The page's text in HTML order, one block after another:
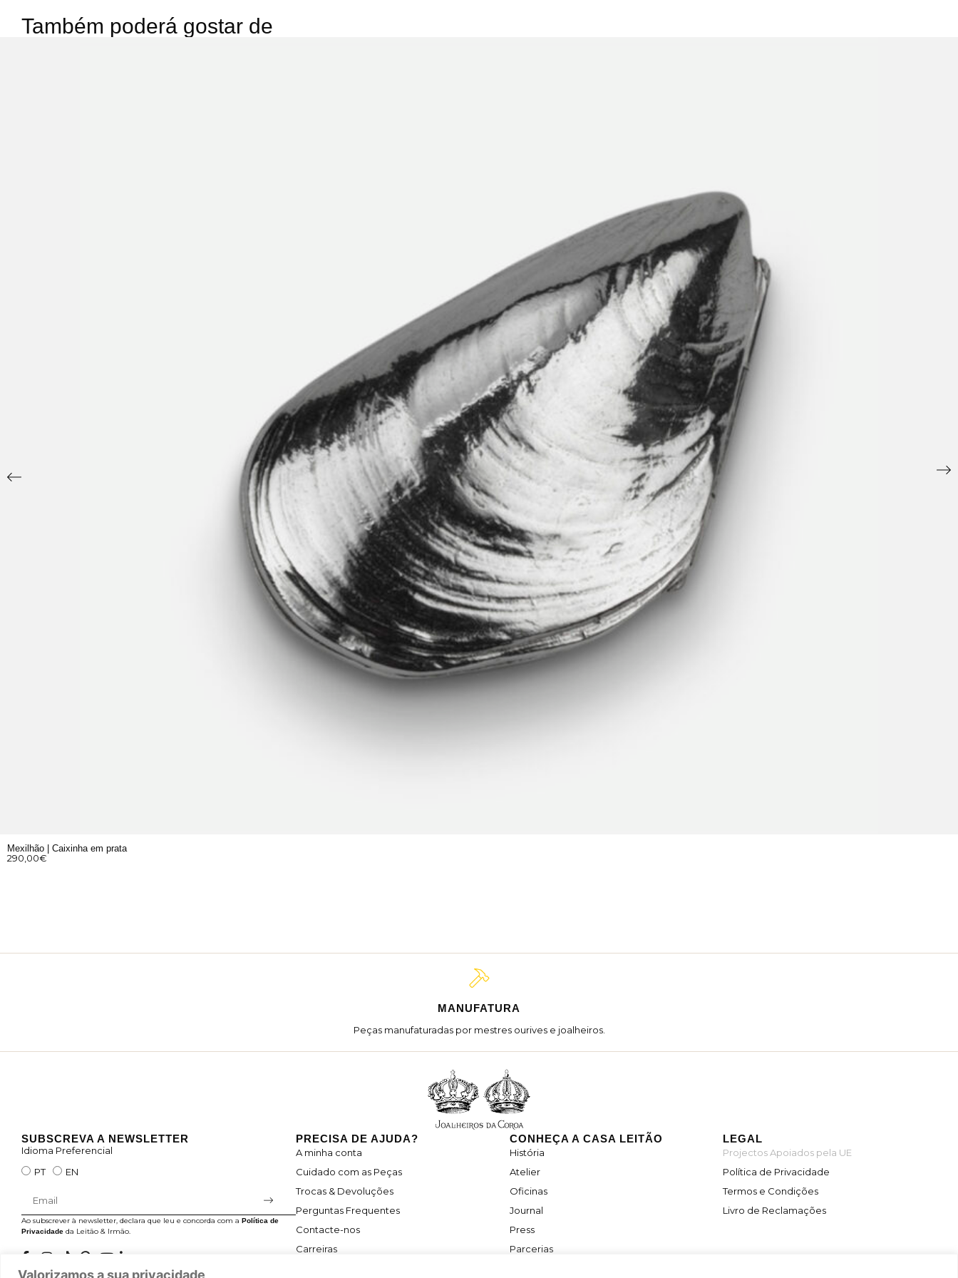
Valorizamos a sua privacidade
Também poderá gostar de
Mexilhão | Caixinha em prata
290,00€
MANUFATURA
Peças manufaturadas por mestres ourives e joalheiros.
SUBSCREVA A NEWSLETTER
Idioma Preferencial
PT
EN
Ao subscrever à newsletter, declara que leu e concorda com a Política de
Privacidade da Leitão & Irmão.
PRECISA DE AJUDA?
A minha conta
Cuidado com as Peças
Trocas & Devoluções
Perguntas Frequentes
Contacte-nos
Carreiras
CONHEÇA A CASA LEITÃO
História
Atelier
Oficinas
Journal
Press
Parcerias
LEGAL
Projectos Apoiados pela UE
Política de Privacidade
Termos e Condições
Livro de Reclamações